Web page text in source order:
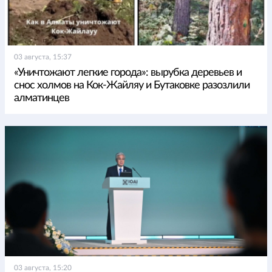
03 августа, 15:37
«Уничтожают легкие города»: вырубка деревьев и
снос холмов на Кок-Жайляу и Бутаковке разозлили
алматинцев
03 августа, 15:20